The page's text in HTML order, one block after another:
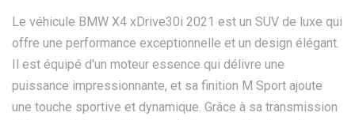
Le véhicule BMW X4 xDrive30i 2021 est un SUV de luxe qui
offre une performance exceptionnelle et un design élégant.
Il est équipé d'un moteur essence qui délivre une
puissance impressionnante, et sa finition M Sport ajoute
une touche sportive et dynamique. Grâce à sa transmission